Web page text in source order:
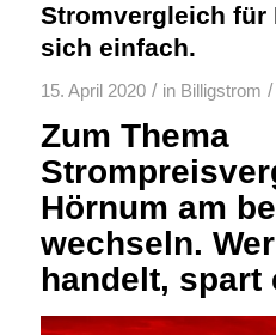
Stromvergleich für
sich einfach.
15. April 2020 / in Billigstrom /
Zum Thema
Hörnum am
wechseln.
handelt, spart